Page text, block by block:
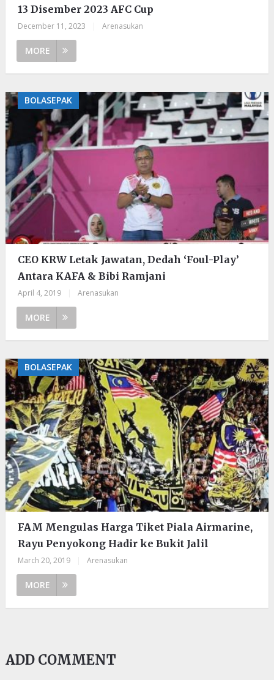
13 Disember 2023 AFC Cup
December 11, 2023 Arenasukan
MORE
BOLASEPAK
CEO KRW Letak Jawatan, Dedah ‘Foul-Play’
Antara KAFA & Bibi Ramjani
April 4, 2019 Arenasukan
MORE
BOLASEPAK
FAM Mengulas Harga Tiket Piala Airmarine,
Rayu Penyokong Hadir ke Bukit Jalil
March 20, 2019 Arenasukan
MORE
ADD COMMENT